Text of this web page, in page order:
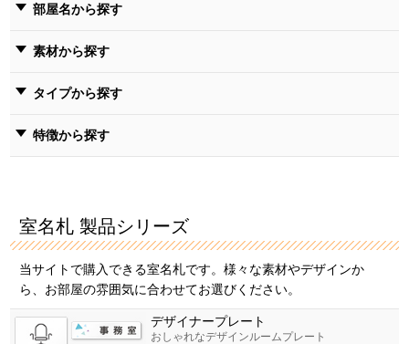
部屋名から探す
素材から探す
タイプから探す
特徴から探す
室名札 製品シリーズ
当サイトで購入できる室名札です。様々な素材やデザインか
ら、お部屋の雰囲気に合わせてお選びください。
デザイナープレート
おしゃれなデザインルームプレート